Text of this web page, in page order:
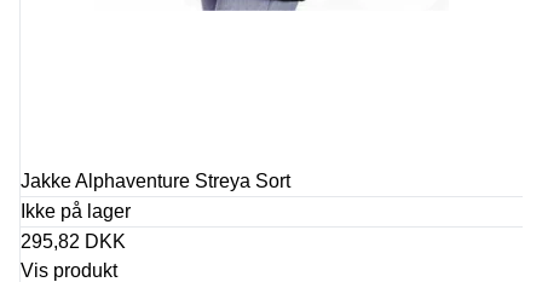
Jakke Alphaventure Streya Sort
Ikke på lager
295,82 DKK
Vis produkt